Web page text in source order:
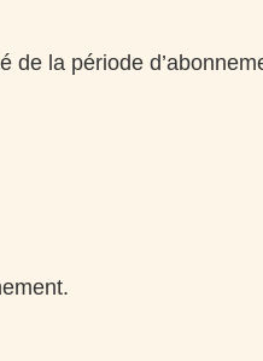
la période